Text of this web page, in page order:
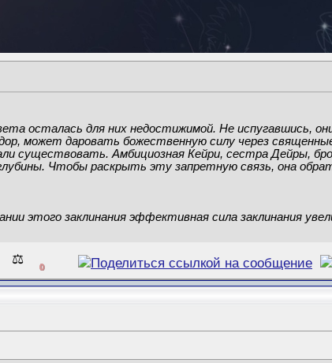
осталась для них недостижимой. Не испугавшись,
может даровать божественную силу через
существовать. Амбициозная Кейри, сестра Дейры,
Чтобы раскрыть эту запретную связь, она
этого заклинания эффективная сила заклинания
⚖️ 0